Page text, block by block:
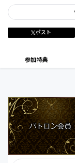
ポスト
参加特典